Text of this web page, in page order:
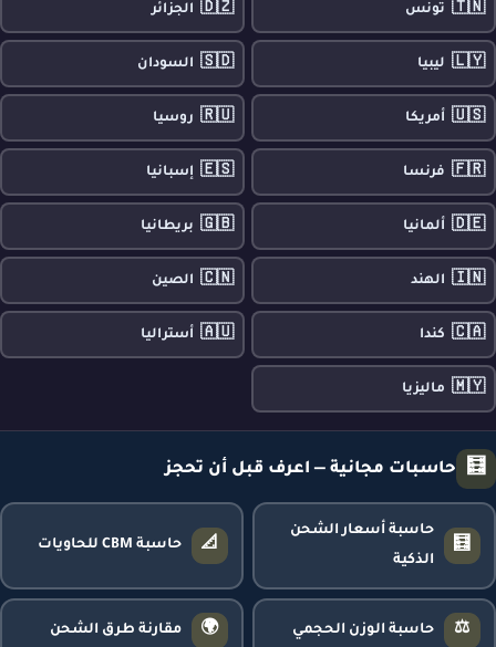
🇹🇳 تونس 🇩🇿 الجزائر
🇱🇾 ليبيا 🇸🇩 السودان
🇺🇸 أمريكا 🇷🇺 روسيا
🇫🇷 فرنسا 🇪🇸 إسبانيا
🇩🇪 ألمانيا 🇬🇧 بريطانيا
🇮🇳 الهند 🇨🇳 الصين
🇨🇦 كندا 🇦🇺 أستراليا
🇲🇾 ماليزيا
🧮 حاسبات مجانية — اعرف قبل أن تحجز
🧮
حاسبة أسعار الشحن
الذكية
📐 حاسبة CBM للحاويات
⚖️ حاسبة الوزن الحجمي 🌍 مقارنة طرق الشحن